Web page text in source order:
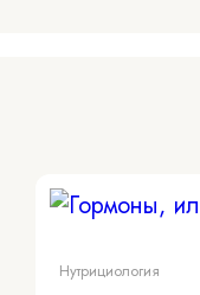
Нутрициология